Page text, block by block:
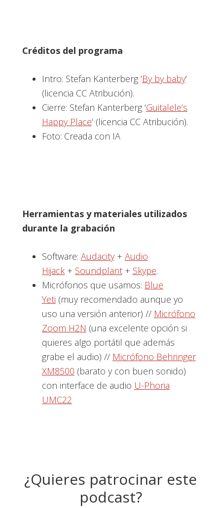
Créditos del programa
Intro: Stefan Kanterberg ‘By by baby‘
(licencia CC Atribución).
Cierre: Stefan Kanterberg ‘Guitalele’s
Happy Place‘ (licencia CC Atribución).
Foto: Creada con IA
Herramientas y materiales utilizados
durante la grabación
Software: Audacity+ Audio
Hijack+ Soundplant+ Skype.
Micrófonos que usamos: Blue
Yeti (muy recomendado aunque yo
uso una versión anterior) // Micrófono
Zoom H2N (una excelente opción si
quieres algo portátil que además
grabe el audio) // Micrófono Behringer
XM8500 (barato y con buen sonido)
con interface de audio U-Phoria
UMC22
¿Quieres patrocinar este
podcast?